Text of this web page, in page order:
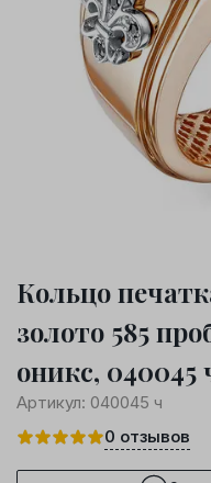
Кольцо
золото 585
оникс, 040045
Артикул: 040045 ч
0 отзывов